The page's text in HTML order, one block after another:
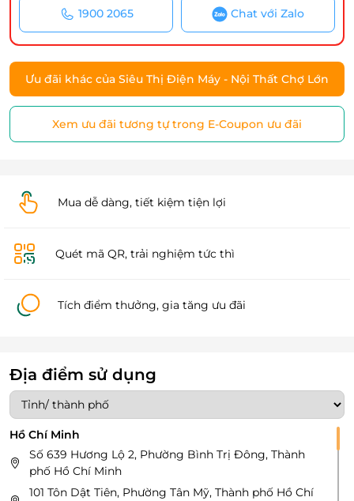
1900 2065 Chat với Zalo
Ưu đãi khác của Siêu Thị Điện Máy - Nội Thất Chợ Lớn
Xem ưu đãi tương tự trong E-Coupon ưu đãi
Mua dễ dàng, tiết kiệm tiện lợi
Quét mã QR, trải nghiệm tức thì
Tích điểm thưởng, gia tăng ưu đãi
Địa điểm sử dụng
Hồ Chí Minh
Số 639 Hương Lộ 2, Phường Bình Trị Đông, Thành
phố Hồ Chí Minh
101 Tôn Dật Tiên, Phường Tân Mỹ, Thành phố Hồ Chí